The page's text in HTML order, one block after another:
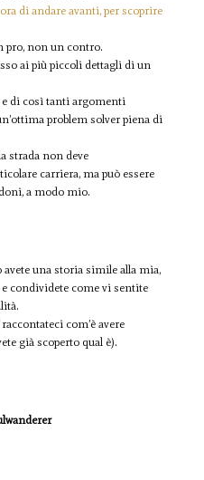
di andare avanti, per scoprire
pro, non un contro.
ai più piccoli dettagli di un
e di così tanti argomenti
problem solver piena di
strada non deve
carriera, ma può essere
a modo mio.
una storia simile alla mia,
condividete come vi sentite
com’è avere
già scoperto qual è).